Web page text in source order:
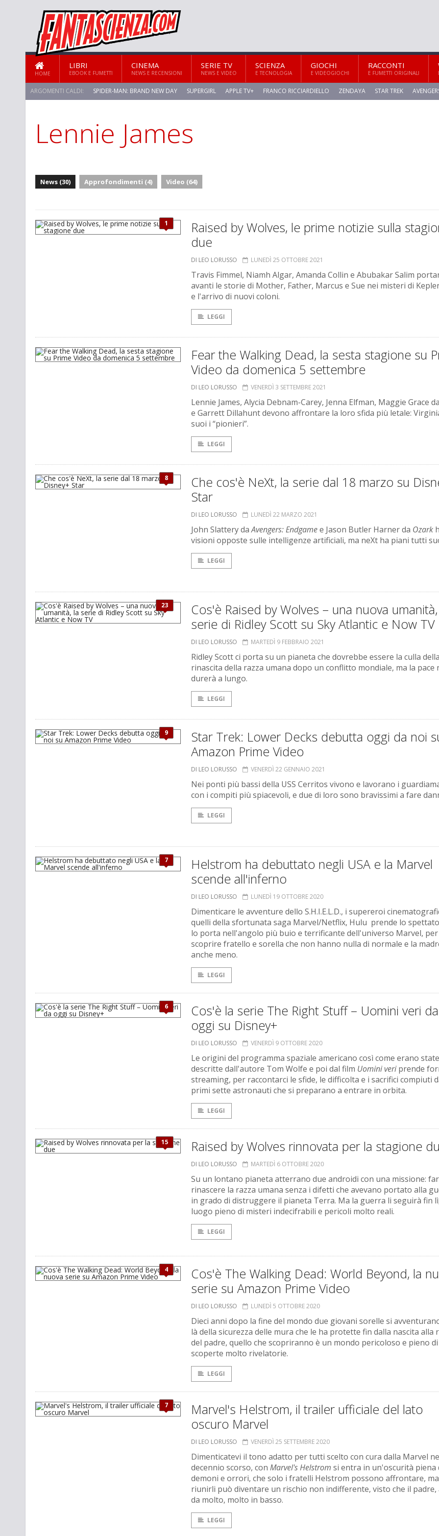
HOME
LIBRI
EBOOK E FUMETTI
CINEMA
NEWS E RECENSIONI
SERIE TV
NEWS E VIDEO
SCIENZA
E TECNOLOGIA
GIOCHI
E VIDEOGIOCHI
RACCONTI
E FUMETTI ORIGINALI
ARGOMENTI CALDI: SPIDER-MAN: BRAND NEW DAY SUPERGIRL APPLE TV+ FRANCO RICCIARDIELLO ZENDAYA STAR TREK
Lennie James
News (30) Approfondimenti (4) Video (64)
1
Raised by Wolves, le prime notizie sulla
due
DI LEO LORUSSO LUNEDÌ 25 OTTOBRE 2021
Travis Fimmel, Niamh Algar, Amanda Collin e Abubakar Salim
avanti le storie di Mother, Father, Marcus e Sue nei misteri di
e l'arrivo di nuovi coloni.
LEGGI
Fear the Walking Dead, la sesta stagione su
Video da domenica 5 settembre
DI LEO LORUSSO VENERDÌ 3 SETTEMBRE 2021
Lennie James, Alycia Debnam-Carey, Jenna Elfman, Maggie Grace da
e Garrett Dillahunt devono affrontare la loro sfida più letale:
suoi i “pionieri”.
LEGGI
8
Che cos'è NeXt, la serie dal 18 marzo su
Star
DI LEO LORUSSO LUNEDÌ 22 MARZO 2021
John Slattery daAvengers: Endgamee Jason Butler Harner da Ozark
visioni opposte sulle intelligenze artificiali, ma neXt ha piani tutti
LEGGI
23
Cos'è Raised by Wolves – una nuova
serie di Ridley Scott su Sky Atlantic e Now TV
DI LEO LORUSSO MARTEDÌ 9 FEBBRAIO 2021
Ridley Scott ci porta su un pianeta che dovrebbe essere la culla della
rinascita della razza umana dopo un conflitto mondiale, ma la pace
durerà a lungo.
LEGGI
9
Star Trek: Lower Decks debutta oggi da noi
Amazon Prime Video
DI LEO LORUSSO VENERDÌ 22 GENNAIO 2021
Nei ponti più bassi della USS Cerritos vivono e lavorano i
con i compiti più spiacevoli, e due di loro sono bravissimi a fare
LEGGI
7
Helstrom ha debuttato negli USA e la Marvel
scende all'inferno
DI LEO LORUSSO LUNEDÌ 19 OTTOBRE 2020
Dimenticare le avventure dello S.H.I.E.L.D., i supereroi
quelli della sfortunata saga Marvel/Netflix, Hulu prende lo
lo porta nell'angolo più buio e terrificante dell'universo Marvel,
scoprire fratello e sorella che non hanno nulla di normale e la
anche meno.
LEGGI
6
Cos'è la serie The Right Stuff – Uomini veri da
oggi su Disney+
DI LEO LORUSSO VENERDÌ 9 OTTOBRE 2020
Le origini del programma spaziale americano così come erano state
descritte dall'autore Tom Wolfe e poi dal film Uomini veri prende
streaming, per raccontarci le sfide, le difficolta e i sacrifici compiuti
primi sette astronauti che si preparano a entrare in orbita.
LEGGI
15 Raised by Wolves rinnovata per la stagione
DI LEO LORUSSO MARTEDÌ 6 OTTOBRE 2020
Su un lontano pianeta atterrano due androidi con una missione: far
rinascere la razza umana senza i difetti che avevano portato alla
in grado di distruggere il pianeta Terra. Ma la guerra li seguirà fin
luogo pieno di misteri indecifrabili e pericoli molto reali.
LEGGI
4
Cos'è The Walking Dead: World Beyond, la
serie su Amazon Prime Video
DI LEO LORUSSO LUNEDÌ 5 OTTOBRE 2020
Dieci anni dopo la fine del mondo due giovani sorelle si
là della sicurezza delle mura che le ha protette fin dalla nascita alla
del padre, quello che scopriranno è un mondo pericoloso e pieno di
scoperte molto rivelatorie.
LEGGI
7
Marvel's Helstrom, il trailer ufficiale del lato
oscuro Marvel
DI LEO LORUSSO VENERDÌ 25 SETTEMBRE 2020
Dimenticatevi il tono adatto per tutti scelto con cura dalla Marvel
decennio scorso, con Marvel's Helstrom si entra in un'oscurità piena
demoni e orrori, che solo i fratelli Helstrom possono affrontare, ma
riunirli può diventare un rischio non indifferente, visto che il padre,
da molto, molto in basso.
LEGGI